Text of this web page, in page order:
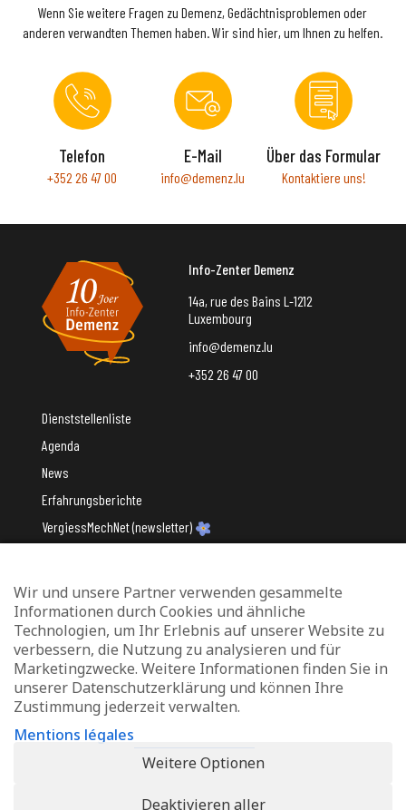
Wenn Sie weitere Fragen zu Demenz, Gedächtnisproblemen oder
anderen verwandten Themen haben. Wir sind hier, um Ihnen zu helfen.
Telefon
+352 26 47 00
E-Mail
info@demenz.lu
Über das Formular
Kontaktiere uns!
Info-Zenter Demenz
14a, rue des Bains L-1212
Luxembourg
info@demenz.lu
+352 26 47 00
Dienststellenliste
Agenda
News
Erfahrungsberichte
VergiessMechNet (newsletter)
Mit Unterstützung des
Datenschutz und Verwaltung von Cookies
Rechtliche Hinweise
Erklärung zur Barrierefreiheit
Wir und unsere Partner verwenden gesammelte
Informationen durch Cookies und ähnliche
Technologien, um Ihr Erlebnis auf unserer Website zu
verbessern, die Nutzung zu analysieren und für
Marketingzwecke. Weitere Informationen finden Sie in
unserer Datenschutzerklärung und können Ihre
Zustimmung jederzeit verwalten.
Mentions légales
Weitere Optionen
Deaktivieren aller